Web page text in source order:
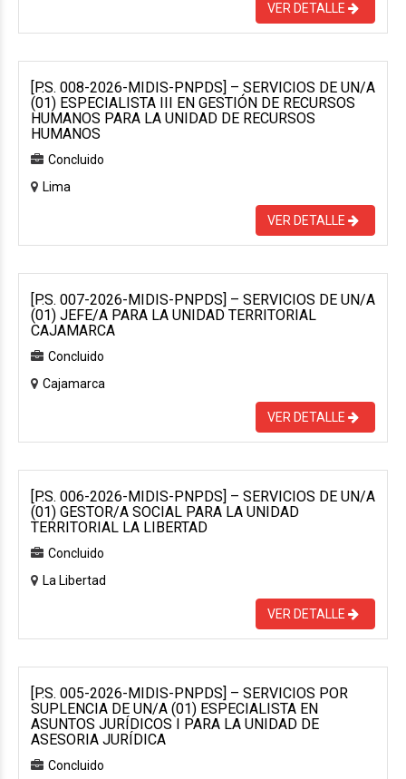
VER DETALLE
[P.S. 008-2026-MIDIS-PNPDS] – SERVICIOS DE UN/A
(01) ESPECIALISTA III EN GESTIÓN DE RECURSOS
HUMANOS PARA LA UNIDAD DE RECURSOS
HUMANOS
Concluido
Lima
VER DETALLE
[P.S. 007-2026-MIDIS-PNPDS] – SERVICIOS DE UN/A
(01) JEFE/A PARA LA UNIDAD TERRITORIAL
CAJAMARCA
Concluido
Cajamarca
VER DETALLE
[P.S. 006-2026-MIDIS-PNPDS] – SERVICIOS DE UN/A
(01) GESTOR/A SOCIAL PARA LA UNIDAD
TERRITORIAL LA LIBERTAD
Concluido
La Libertad
VER DETALLE
[P.S. 005-2026-MIDIS-PNPDS] – SERVICIOS POR
SUPLENCIA DE UN/A (01) ESPECIALISTA EN
ASUNTOS JURÍDICOS I PARA LA UNIDAD DE
ASESORIA JURÍDICA
Concluido